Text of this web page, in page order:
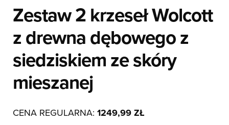
Zestaw 2 krzeseł Wolcott
z drewna dębowego z
siedziskiem ze skóry
mieszanej
CENA REGULARNA: 1249,99ZŁ